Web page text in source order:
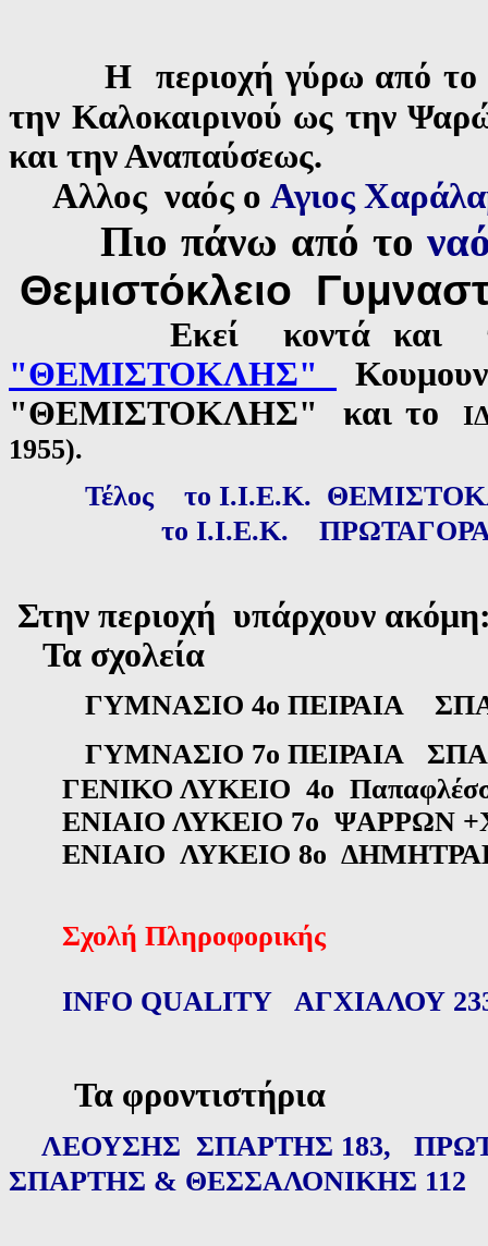
Η περιοχή γύρω από το
την Καλοκαιρινού ως την
και την Αναπαύσεως.
Αλλος ναός ο Αγιος
Πιο πάνω από το
Θεμιστόκλειο
Εκεί κοντά
"ΘΕΜΙΣΤΟΚΛΗΣ"
"ΘΕΜΙΣΤΟΚΛΗΣ" και το
1955).
Τέλος
το Ι.Ι.Ε.Κ.
το Ι.Ι.Ε.Κ.
Στην περιοχή υπάρχουν
Τα σχολεία
ΓΥΜΝΑΣΙΟ 4ο ΠΕΙΡΑΙΑ
ΓΥΜΝΑΣΙΟ 7ο ΠΕΙΡΑΙΑ
ΓΕΝΙΚΟ ΛΥΚΕΙΟ 4ο
ΕΝΙΑΙΟ ΛΥΚΕΙΟ 7ο ΨΑΡΡΩΝ
ΕΝΙΑΙΟ ΛΥΚΕΙΟ 8ο
Σχολή Πληροφορικής
INFO QUALITY ΑΓΧΙΑΛΟΥ
Τα φροντιστήρια
ΛΕΟΥΣΗΣ ΣΠΑΡΤΗΣ 183,
ΣΠΑΡΤΗΣ & ΘΕΣΣΑΛΟΝΙΚΗΣ 112